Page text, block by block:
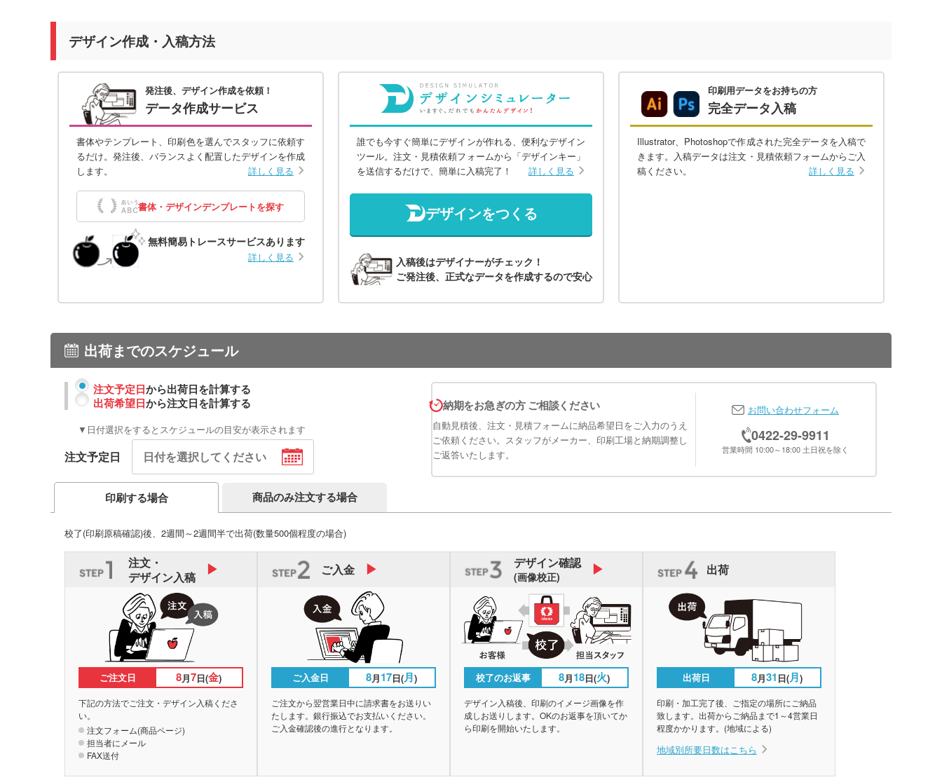
デザイン作成・入稿方法
発注後、デザイン作成を依頼！
データ作成サービス
書体やテンプレート、印刷色を選んでスタッフに依頼す
るだけ。発注後、バランスよく配置したデザインを作成
します。
詳しく見る
書体・デザインデンプレートを探す
無料簡易トレースサービスあります
詳しく見る
誰でも今すぐ簡単にデザインが作れる、便利なデザイン
ツール。注文・見積依頼フォームから「デザインキー」
を送信するだけで、簡単に入稿完了！
詳しく見る
デザインをつくる
入稿後はデザイナーがチェック！
ご発注後、正式なデータを作成するので安心
印刷用データをお持ちの方
完全データ入稿
Illustrator、Photoshopで作成された完全データを入稿で
きます。入稿データは注文・見積依頼フォームからご入
稿ください。
詳しく見る
出荷までのスケジュール
注文予定日から出荷日を計算する
出荷希望日から注文日を計算する
▼日付選択をするとスケジュールの目安が表示されます
注文予定日
納期をお急ぎの方 ご相談ください
自動見積後、注文・見積フォームに納品希望日をご入力のうえ
ご依頼ください。スタッフがメーカー、印刷工場と納期調整し
ご返答いたします。
お問い合わせフォーム
0422-29-9911
営業時間 10:00～18:00 土日祝を除く
印刷する場合 商品のみ注文する場合
校了(印刷原稿確認)後、2週間～2週間半で出荷(数量500個程度の場合)
注文・
デザイン入稿
ご注文日 8月7日(金)
下記の方法でご注文・デザイン入稿くださ
い。
注文フォーム(商品ページ)
担当者にメール
FAX送付
ご入金
ご入金日 8月17日(月)
ご注文から翌営業日中に請求書をお送りい
たします。銀行振込でお支払いください。
ご入金確認後の進行となります。
デザイン確認
(画像校正)
校了のお返事 8月18日(火)
デザイン入稿後、印刷のイメージ画像を作
成しお送りします。OKのお返事を頂いてか
ら印刷を開始いたします。
出荷
出荷日 8月31 日(月)
印刷・加工完了後、ご指定の場所にご納品
致します。出荷からご納品まで1～4営業日
程度かかります。(地域による)
地域別所要日数はこちら